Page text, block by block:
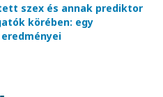
szex és annak prediktor
körében: egy